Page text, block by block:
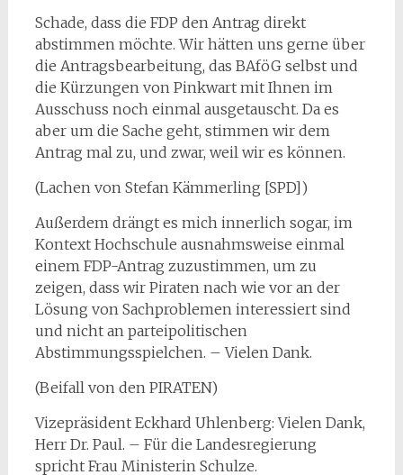
Schade, dass die FDP den Antrag direkt
abstimmen möchte. Wir hätten uns gerne über
die Antragsbearbeitung, das BAföG selbst und
die Kürzungen von Pinkwart mit Ihnen im
Ausschuss noch einmal ausgetauscht. Da es
aber um die Sache geht, stimmen wir dem
Antrag mal zu, und zwar, weil wir es können.
(Lachen von Stefan Kämmerling [SPD])
Außerdem drängt es mich innerlich sogar, im
Kontext Hochschule ausnahmsweise einmal
einem FDP-Antrag zuzustimmen, um zu
zeigen, dass wir Piraten nach wie vor an der
Lösung von Sachproblemen interessiert sind
und nicht an parteipolitischen
Abstimmungsspielchen. – Vielen Dank.
(Beifall von den PIRATEN)
Vizepräsident Eckhard Uhlenberg: Vielen Dank,
Herr Dr. Paul. – Für die Landesregierung
spricht Frau Ministerin Schulze.